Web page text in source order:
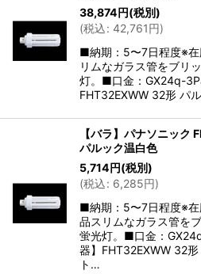
38,874円(税別)
(税込: 42,761円)
■納期：5〜7日程度※
リムなガラス管をブリ
灯。■口金：GX24q-
FHT32EXWW 32形 パ
【バラ】パナソニッ
パルック温白色
5,714円(税別)
(税込: 6,285円)
■納期：5〜7日程度※
品スリムなガラス管を
蛍光灯。■口金：
器】FHT32EXWW 32
ト…